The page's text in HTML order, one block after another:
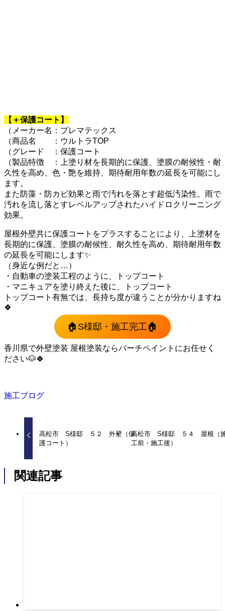
【＋保護コート】
（メーカー名：プレマテックス
（商品名 ：ウルトラTOP
（グレード ：保護コート
（製品特徴 ：上塗り材を長期的に保護、塗膜の耐候性・耐
久性を高め、色・艶を維持、期待耐用年数の延長を可能にし
ます。
また防藻・防カビ効果と雨で汚れを落とす超低汚染性。雨で
汚れを流し落とすレベルアップされたハイドロクリーニング
効果。
屋根外壁共に保護コートをプラスすることにより、上塗材を
長期的に保護、塗膜の耐候性、耐久性を高め、期待耐用年数
の延長を可能にします✨
（身近な例だと…）
・自動車の塗装工程のように、トップコート
・マニキュアを塗り終えた後に、トップコート
トップコート有無では、長持ち度が違うことが分かりますね
🍀
🏠S様邸・施工完工🏠
香川県で外壁塗装 屋根塗装ならバーチペイントにお任せく
ださい🐶🍀
施工ブログ
高松市 S様邸 ５２ 外壁（保
護コート）
高松市 S様邸 ５４ 屋根（
工前・施工後）
関連記事